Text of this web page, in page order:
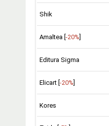
Shik
Amaltea [ -20%
Editura Sigma
Elicart [-20%]
Kores